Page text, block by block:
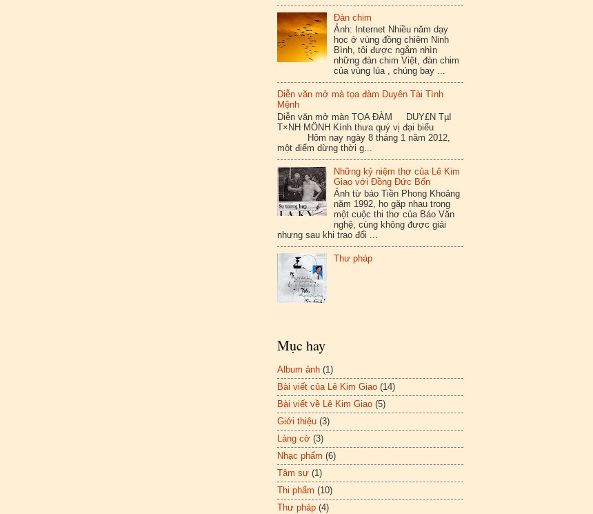
Đàn chim
Ảnh: Internet Nhiều năm dạy
học ở vùng đồng chiêm Ninh
Bình, tôi được ngắm nhìn
những đàn chim Việt, đàn chim
của vùng lúa , chúng bay ...
Diễn văn mở mà tọa đàm Duyên Tài Tình
Mệnh
Diễn văn mở màn TỌA ĐÀM DUY£N TµI
T×NH MÖNH Kính thưa quý vị đại biểu
Hôm nay ngày 8 tháng 1 năm 2012,
một điểm dừng thời g...
Những kỷ niệm thơ của Lê Kim
Giao với Đồng Đức Bốn
Ảnh từ báo Tiền Phong Khoảng
năm 1992, họ gặp nhau trong
một cuộc thi thơ của Báo Văn
nghệ, cùng không được giải
nhưng sau khi trao đổi ...
Thư pháp
Mục hay
Album ảnh (1)
Bài viết của Lê Kim Giao (14)
Bài viết về Lê Kim Giao (5)
Giới thiệu (3)
Làng cờ (3)
Nhạc phẩm (6)
Tâm sự (1)
Thi phẩm (10)
Thư pháp (4)